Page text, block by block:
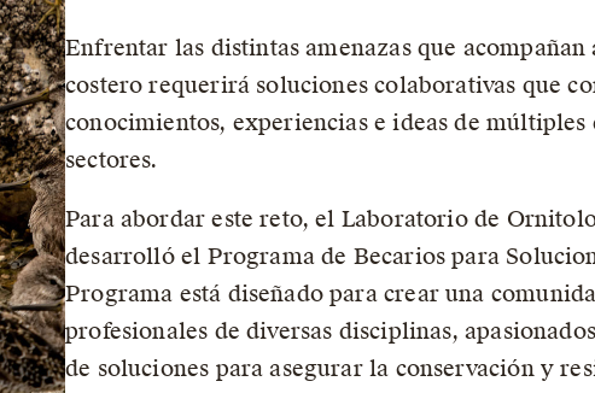
Enfrentar las distintas amenazas que
costero requerirá soluciones colaborativas que
conocimientos, experiencias e ideas de
sectores.
Para abordar este reto, el Laboratorio de
desarrolló el Programa de Becarios para
Programa está diseñado para crear una
profesionales de diversas disciplinas,
de soluciones para asegurar la conservación y